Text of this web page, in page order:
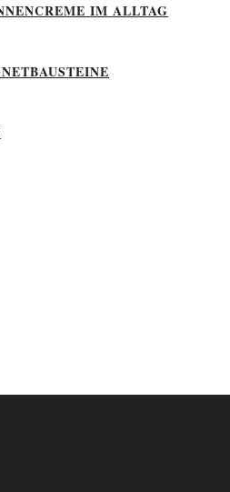
IM ALLTAG